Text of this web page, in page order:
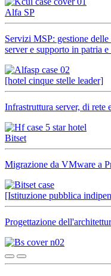
Alfa SP
Servizi MSP: gestione
server e supporto in patria e
[hotel cinque stelle leader]
Infrastruttura server, di rete
Bitset
Migrazione da VMware a
[Istituzione pubblica
Progettazione